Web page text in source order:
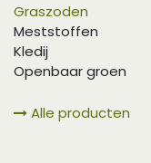
Graszoden
Meststoffen
Kledij
Openbaar groen
Alle producten